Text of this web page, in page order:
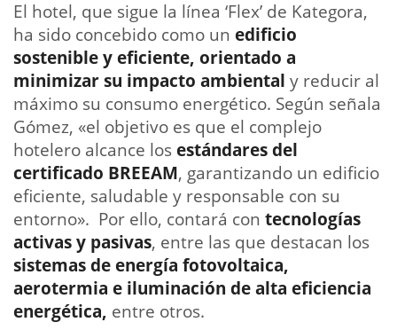
El hotel, que sigue la línea ‘Flex’ de Kategora,
ha sido concebido como un edificio
sostenible y eficiente, orientado a
minimizar su impacto ambiental y reducir al
máximo su consumo energético. Según señala
Gómez, «el objetivo es que el complejo
hotelero alcance losestándares del
certificado BREEAM, garantizando un edificio
eficiente, saludable y responsable con su
entorno». Por ello, contará con tecnologías
activas y pasivas, entre las que destacan los
sistemas de energía fotovoltaica,
aerotermia e iluminación de alta eficiencia
energética, entre otros.